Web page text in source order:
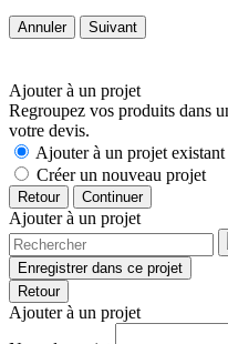
Annuler Suivant
Ajouter à un projet
Regroupez vos produits dans
votre devis.
Ajouter à un projet existant
Créer un nouveau projet
Retour Continuer
Ajouter à un projet
Enregistrer dans ce projet
Retour
Ajouter à un projet